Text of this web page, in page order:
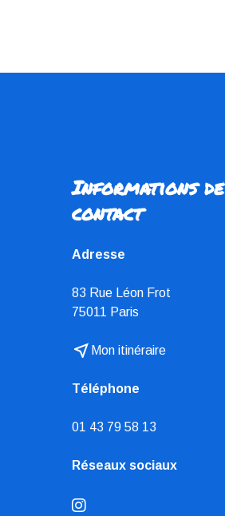
Informations de
contact
Adresse
83 Rue Léon Frot
75011 Paris
near_me Mon itinéraire
Téléphone
01 43 79 58 13
Réseaux sociaux